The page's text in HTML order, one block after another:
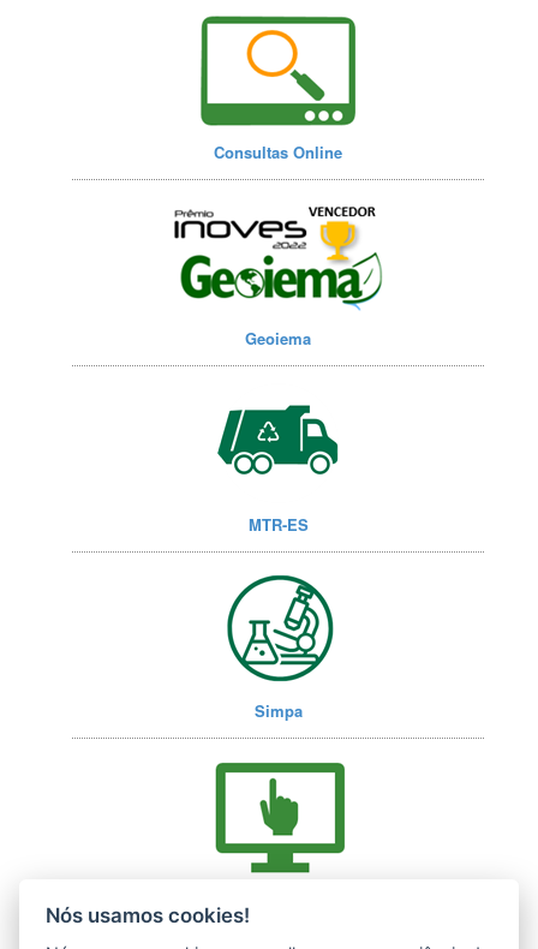
Consultas Online
Geoiema
MTR-ES
Simpa
Nós usamos cookies!